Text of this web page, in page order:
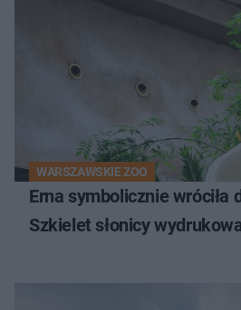
WARSZAWSKIE ZOO
Erna symbolicznie wróciła
Szkielet słonicy